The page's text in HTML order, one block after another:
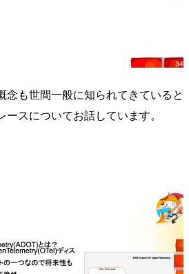
念も世間一般に知られてきていると
スについてお話しています。